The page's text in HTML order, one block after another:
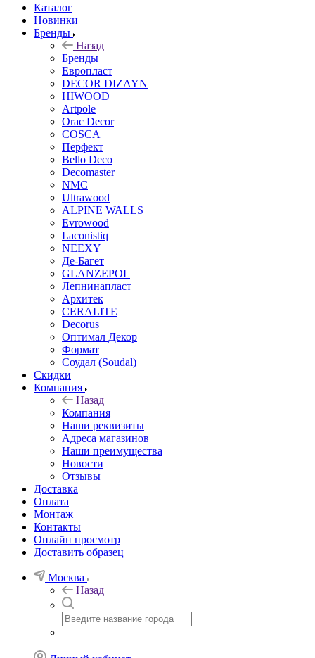
Каталог
Новинки
Бренды
Назад
Бренды
Европласт
DECOR DIZAYN
HIWOOD
Artpole
Orac Decor
COSCA
Перфект
Bello Deco
Decomaster
NMС
Ultrawood
ALPINE WALLS
Evrowood
Laconistiq
NEEXY
Де-Багет
GLANZEPOL
Лепнинапласт
Архитек
CERALITE
Decorus
Оптимал Декор
Формат
Соудал (Soudal)
Скидки
Компания
Назад
Компания
Наши реквизиты
Адреса магазинов
Наши преимущества
Новости
Отзывы
Доставка
Оплата
Монтаж
Контакты
Онлайн просмотр
Доставить образец
Москва
Назад